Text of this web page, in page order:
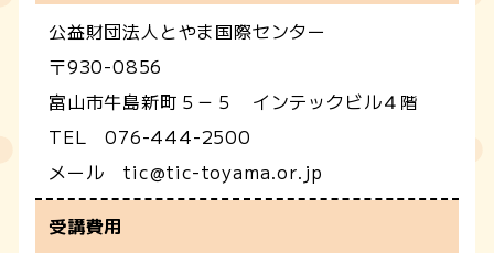
公益財団法人とやま国際センター
〒930-0856
富山市牛島新町５－５ インテックビル４階
TEL 076-444-2500
メール tic@tic-toyama.or.jp
受講費用